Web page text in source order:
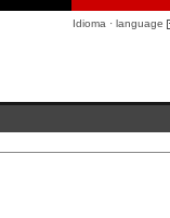
Idioma · language